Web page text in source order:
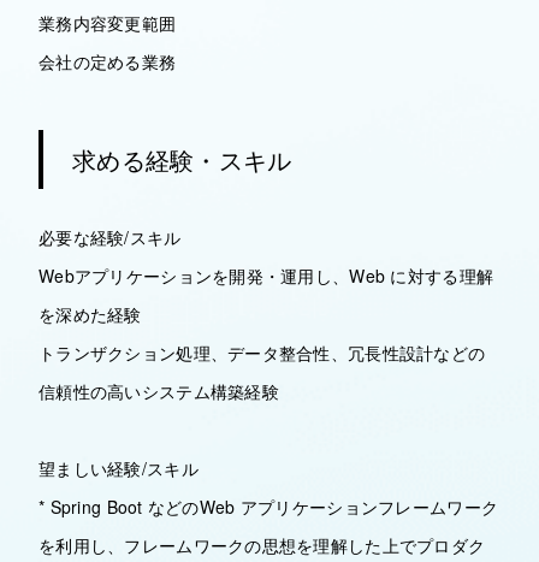
業務内容変更範囲
会社の定める業務
求める経験・スキル
必要な経験/スキル
Webアプリケーションを開発・運用し、Web に対する理解
を深めた経験
トランザクション処理、データ整合性、冗長性設計などの
信頼性の高いシステム構築経験
望ましい経験/スキル
* Spring Boot などのWeb アプリケーションフレームワーク
を利用し、フレームワークの思想を理解した上でプロダク